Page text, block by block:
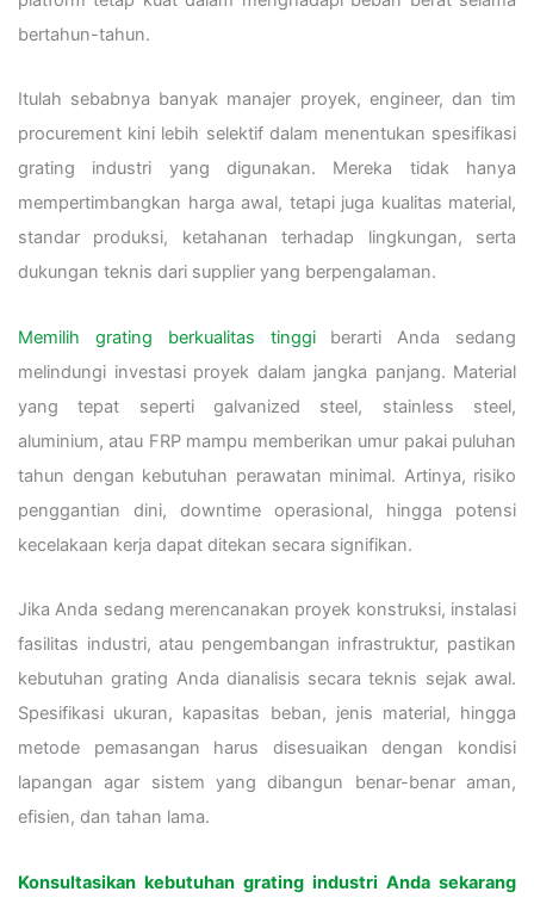
bertahun-tahun.
Itulah sebabnya banyak manajer proyek, engineer, dan tim
procurement kini lebih selektif dalam menentukan spesifikasi
grating industri yang digunakan. Mereka tidak hanya
mempertimbangkan harga awal, tetapi juga kualitas material,
standar produksi, ketahanan terhadap lingkungan, serta
dukungan teknis dari supplier yang berpengalaman.
Memilih grating berkualitas tinggiberarti Anda sedang
melindungi investasi proyek dalam jangka panjang. Material
yang tepat seperti galvanized steel, stainless steel,
aluminium, atau FRP mampu memberikan umur pakai puluhan
tahun dengan kebutuhan perawatan minimal. Artinya, risiko
penggantian dini, downtime operasional, hingga potensi
kecelakaan kerja dapat ditekan secara signifikan.
Jika Anda sedang merencanakan proyek konstruksi, instalasi
fasilitas industri, atau pengembangan infrastruktur, pastikan
kebutuhan grating Anda dianalisis secara teknis sejak awal.
Spesifikasi ukuran, kapasitas beban, jenis material, hingga
metode pemasangan harus disesuaikan dengan kondisi
lapangan agar sistem yang dibangun benar-benar aman,
efisien, dan tahan lama.
Konsultasikan kebutuhan grating industri Anda sekarang